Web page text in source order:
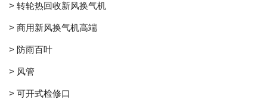
> 转轮热回收新风换气机
> 商用新风换气机高端
> 防雨百叶
> 风管
> 可开式检修口